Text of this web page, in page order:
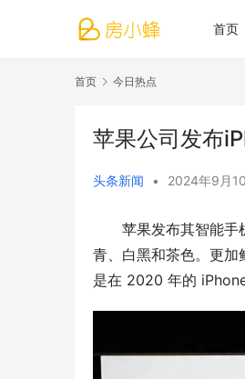
首页
首页 今日热点
苹果公司发布
头条新闻 • 2024年9月
苹果发布其智能手
青、白黑和茶色。更加
是在 2020 年的 iPhone